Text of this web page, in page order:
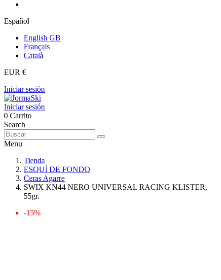
Español
English GB
Français
Català
EUR €
Iniciar sesión
Iniciar sesión
0 Carrito
Search
Menu
Tienda
ESQUÍ DE FONDO
Ceras Agarre
SWIX KN44 NERO UNIVERSAL RACING KLISTER,
55gr.
-15%